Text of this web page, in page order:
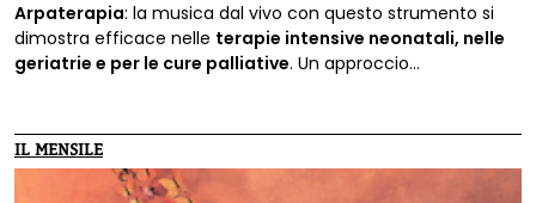
Arpaterapia: la musica dal vivo con questo strumento si
dimostra efficace nelle terapie intensive neonatali, nelle
geriatrie e per le cure palliative. Un approccio
IL MENSILE